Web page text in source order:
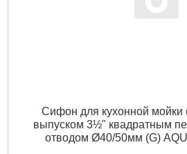
Сифон для кухонной
выпуском 3½" квадратным
отводом Ø40/50мм (G)